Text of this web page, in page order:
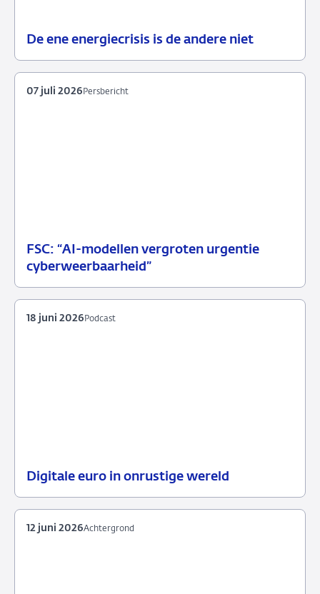
De ene energiecrisis is de andere niet
2026
FSC: “AI-modellen vergroten urgentie
cyberweerbaarheid”
07
Persbericht
Persbericht
07 juli 2026
Digitale euro in onrustige wereld
2026
Podcast
18 juni 2026
Achtergrond
12 juni 2026